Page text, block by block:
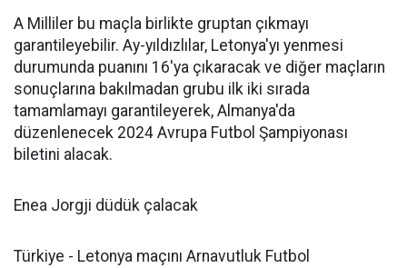
A Milliler bu maçla birlikte gruptan çıkmayı
garantileyebilir. Ay-yıldızlılar, Letonya'yı yenmesi
durumunda puanını 16'ya çıkaracak ve diğer maçların
sonuçlarına bakılmadan grubu ilk iki sırada
tamamlamayı garantileyerek, Almanya'da
düzenlenecek 2024 Avrupa Futbol Şampiyonası
biletini alacak.
Enea Jorgji düdük çalacak
Türkiye - Letonya maçını Arnavutluk Futbol